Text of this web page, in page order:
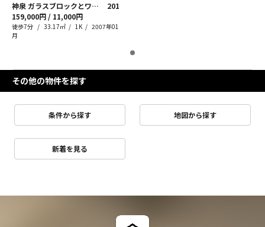
神泉 ガラスブロックとワンルーム
201
159,000円 / 11,000円
徒歩7分 33.17㎡ 1K
2007年01
月
その他の物件を探す
条件から探す 地図から探す
新着を見る